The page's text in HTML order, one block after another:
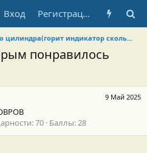
Вход Регистрация
Проблема с клапанами первого цилиндра(горит индикатор скольжения)
понравилось
9 Май 2025
70 Баллы 28